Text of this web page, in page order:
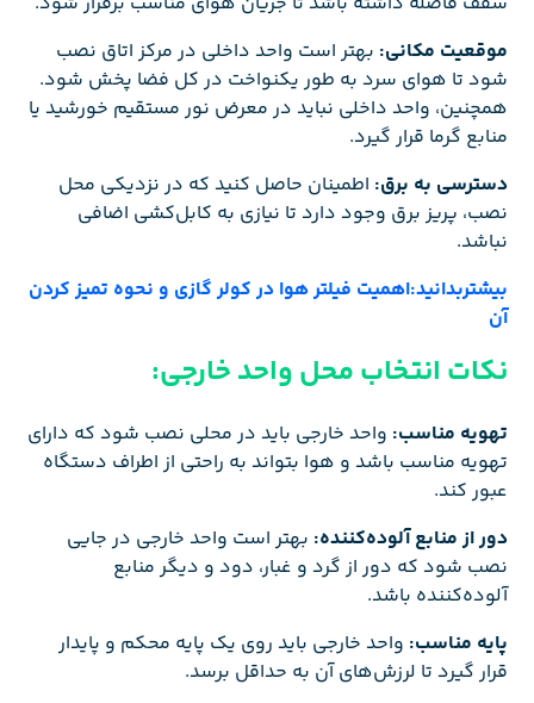
موقعیت مکانی: بهتر است واحد داخلی در مرکز اتاق نصب
شود تا هوای سرد به طور یکنواخت در کل فضا پخش شود.
همچنین، واحد داخلی نباید در معرض نور مستقیم خورشید یا
منابع گرما قرار گیرد.
دسترسی به برق: اطمینان حاصل کنید که در نزدیکی محل
نصب، پریز برق وجود دارد تا نیازی به کابل‌کشی اضافی
نباشد.
بیشتربدانید:اهمیت فیلتر هوا در کولر گازی و نحوه تمیز کردن
آن
نکات انتخاب محل واحد خارجی:
تهویه مناسب: واحد خارجی باید در محلی نصب شود که دارای
تهویه مناسب باشد و هوا بتواند به راحتی از اطراف دستگاه
عبور کند.
دور از منابع آلوده‌کننده: بهتر است واحد خارجی در جایی
نصب شود که دور از گرد و غبار، دود و دیگر منابع
آلوده‌کننده باشد.
پایه مناسب: واحد خارجی باید روی یک پایه محکم و پایدار
قرار گیرد تا لرزش‌های آن به حداقل برسد.